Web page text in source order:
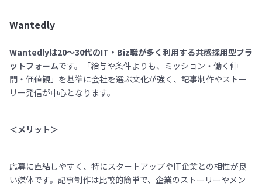
Wantedly
Wantedlyは20〜30代のIT・Biz職が多く利用する共感採用型プラ
ットフォームです。「給与や条件よりも、ミッション・働く仲
間・価値観」を基準に会社を選ぶ文化が強く、記事制作やストー
リー発信が中心となります。
＜メリット＞
応募に直結しやすく、特にスタートアップやIT企業との相性が良
い媒体です。記事制作は比較的簡単で、企業のストーリーやメン